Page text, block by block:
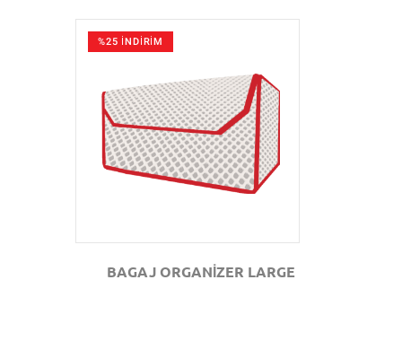
%25 İNDİRİM
GÖZAT
BAGAJ ORGANİZER LARGE